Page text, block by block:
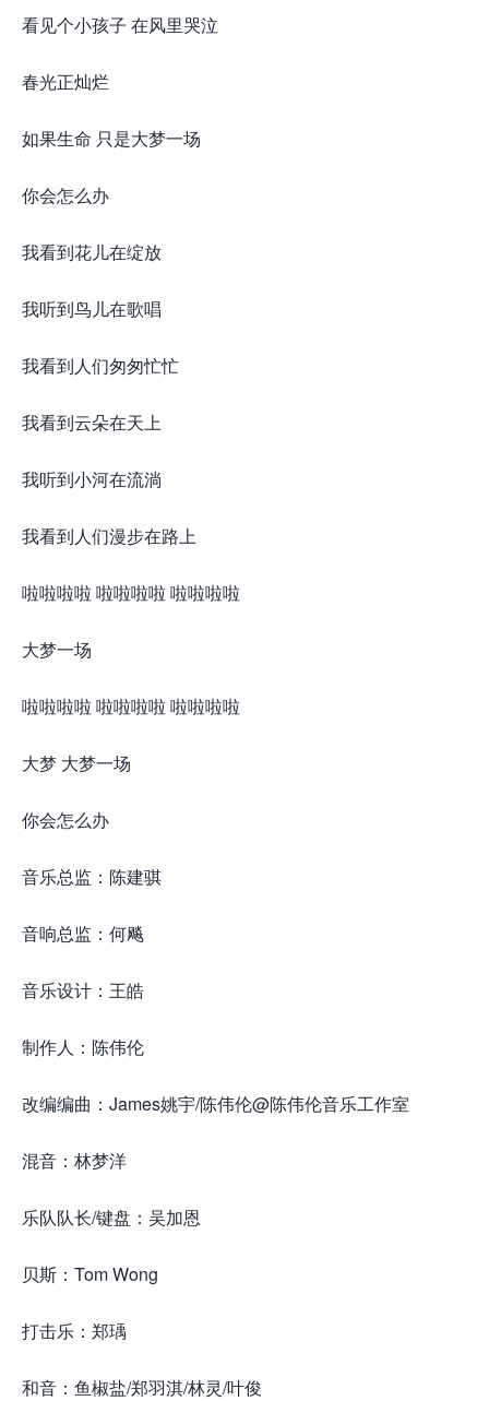
看见个小孩子 在风里哭泣
春光正灿烂
如果生命 只是大梦一场
你会怎么办
我看到花儿在绽放
我听到鸟儿在歌唱
我看到人们匆匆忙忙
我看到云朵在天上
我听到小河在流淌
我看到人们漫步在路上
啦啦啦啦 啦啦啦啦 啦啦啦啦
大梦一场
啦啦啦啦 啦啦啦啦 啦啦啦啦
大梦 大梦一场
你会怎么办
音乐总监：陈建骐
音响总监：何飚
音乐设计：王皓
制作人：陈伟伦
改编编曲：James姚宇/陈伟伦@陈伟伦音乐工作室
混音：林梦洋
乐队队长/键盘：吴加恩
贝斯：Tom Wong
打击乐：郑瑀
和音：鱼椒盐/郑羽淇/林灵/叶俊